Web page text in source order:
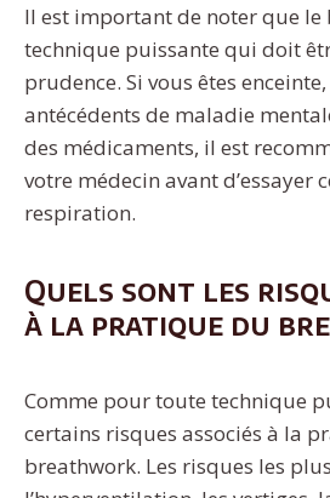
Il est important de noter que le
technique puissante qui doit
prudence. Si vous êtes
antécédents de maladie
des médicaments, il est
votre médecin avant d’essayer
respiration.
Quels sont les
à la pratique du
Comme pour toute technique
certains risques associés à la
breathwork. Les risques les